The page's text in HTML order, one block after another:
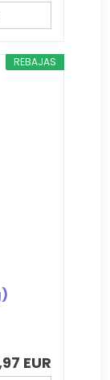
REBAJAS
EUR